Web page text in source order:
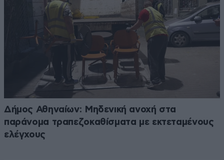
Δήμος Αθηναίων: Μηδενική ανοχή στα
παράνομα τραπεζοκαθίσματα με εκτεταμένους
ελέγχους